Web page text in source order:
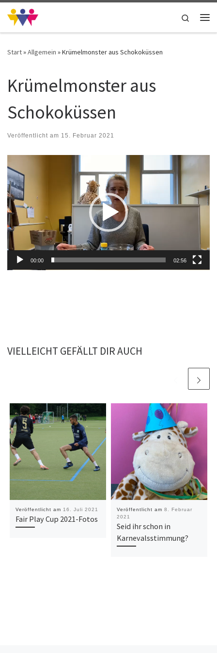
Zum Inhalt springen
Search
Start»Allgemein »Krümelmonster aus Schokoküssen
Krümelmonster aus
Schokoküssen
Veröffentlicht am 15. Februar 2021
Player
00:00 02:56
VIELLEICHT GEFÄLLT DIR AUCH
Veröffentlicht am 16. Juli 2021
Fair Play Cup 2021-Fotos
Veröffentlicht am 8. Februar
2021
Seid ihr schon in
Karnevalsstimmung?